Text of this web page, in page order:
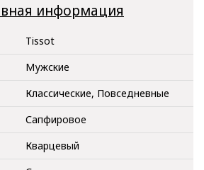
информация
Tissot
Мужские
Классические, Повседневные
Сапфировое
Кварцевый